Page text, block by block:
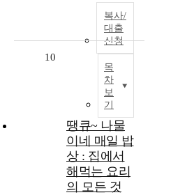
복사/
대출
신청
목
차
보
기
10
땡큐~ 나물
이네 매일 밥
상 : 집에서
해먹는 요리
의 모든 것